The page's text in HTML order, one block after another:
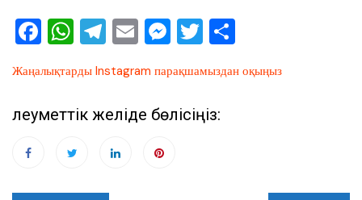
F
c
e
o
W
at
s
p
p
T
e
gr
m
E
ai
l
M
ss
e
T
tt
er
ра
Жаңалықтарды Instagram парақшамыздан оқыңыз
Әлеуметтік желіде бөлісіңіз: